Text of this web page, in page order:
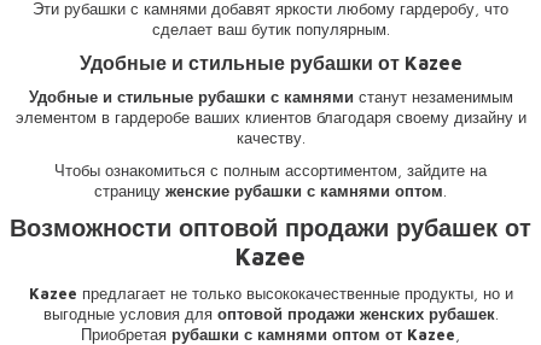
Эти рубашки с камнями добавят яркости любому гардеробу, что
сделает ваш бутик популярным.
Удобные и стильные рубашки от Kazee
Удобные и стильные рубашки с камнями станут незаменимым
элементом в гардеробе ваших клиентов благодаря своему дизайну и
качеству.
Чтобы ознакомиться с полным ассортиментом, зайдите на
страницу женские рубашки с камнями оптом
Возможности оптовой продажи рубашек от
Kazee
Kazee предлагает не только высококачественные продукты, но и
выгодные условия для оптовой продажи женских рубашек.
Приобретая рубашки с камнями оптом от Kazee